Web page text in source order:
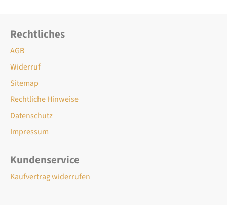
Rechtliches
AGB
Widerruf
Sitemap
Rechtliche Hinweise
Datenschutz
Impressum
Kundenservice
Kaufvertrag widerrufen